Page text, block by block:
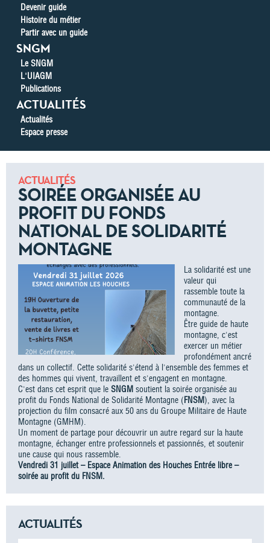
Devenir guide
Histoire du métier
Partir avec un guide
SNGM
Le SNGM
L'UIAGM
Publications
ACTUALITÉS
Actualités
Espace presse
ACTUALITÉS
SOIRÉE ORGANISÉE AU
PROFIT DU FONDS
NATIONAL DE SOLIDARITÉ
MONTAGNE
La solidarité est une
valeur qui
rassemble toute la
communauté de la
montagne.
Être guide de haute
montagne, c'est
exercer un métier
profondément ancré
dans un collectif. Cette solidarité s'étend à l'ensemble des femmes et
des hommes qui vivent, travaillent et s'engagent en montagne.
C'est dans cet esprit que le SNGM soutient la soirée organisée au
profit du Fonds National de Solidarité Montagne (FNSM), avec la
projection du film consacré aux 50 ans du Groupe Militaire de Haute
Montagne (GMHM).
Un moment de partage pour découvrir un autre regard sur la haute
montagne, échanger entre professionnels et passionnés, et soutenir
une cause qui nous rassemble.
Vendredi 31 juillet – Espace Animation des Houches Entrée libre –
soirée au profit du FNSM.
ACTUALITÉS